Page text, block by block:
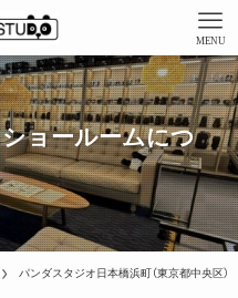
MENU
ショールームにつ
パンダスタジオ日本橋浜町（東京都中央区）